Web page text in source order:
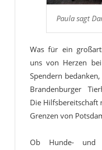
Paula sagt
Was für ein
uns von Herzen
Spendern
Brandenburger
Die Hilfsbereitschaft
Grenzen von
Ob Hunde- und